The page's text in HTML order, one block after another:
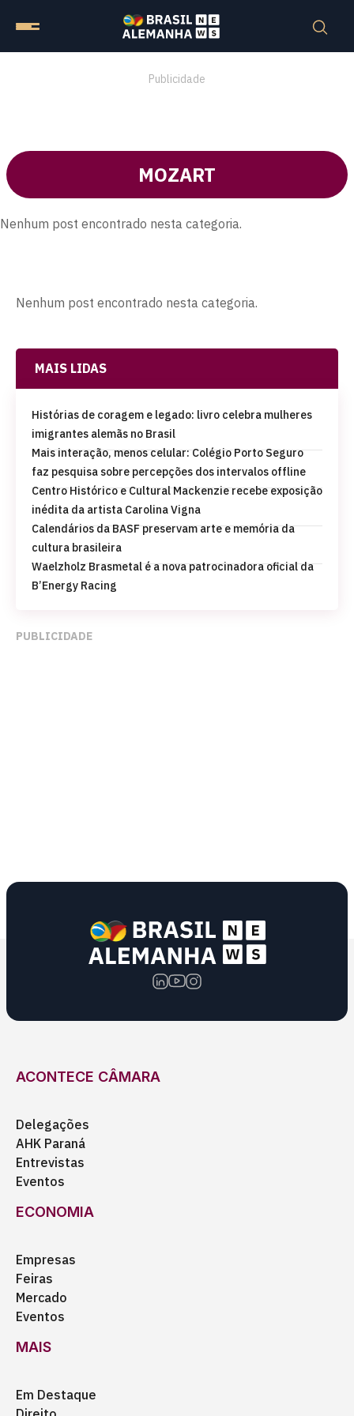
Publicidade
MOZART
Nenhum post encontrado nesta categoria.
Nenhum post encontrado nesta categoria.
MAIS LIDAS
Histórias de coragem e legado: livro celebra mulheres
imigrantes alemãs no Brasil
Mais interação, menos celular: Colégio Porto Seguro
faz pesquisa sobre percepções dos intervalos offline
Centro Histórico e Cultural Mackenzie recebe exposição
inédita da artista Carolina Vigna
Calendários da BASF preservam arte e memória da
cultura brasileira
Waelzholz Brasmetal é a nova patrocinadora oficial da
B’Energy Racing
PUBLICIDADE
ACONTECE CÂMARA
Delegações
AHK Paraná
Entrevistas
Eventos
ECONOMIA
Empresas
Feiras
Mercado
Eventos
MAIS
Em Destaque